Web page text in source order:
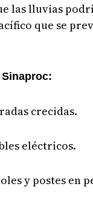
las lluvias
que se
crecidas.
eléctricos.
y postes en